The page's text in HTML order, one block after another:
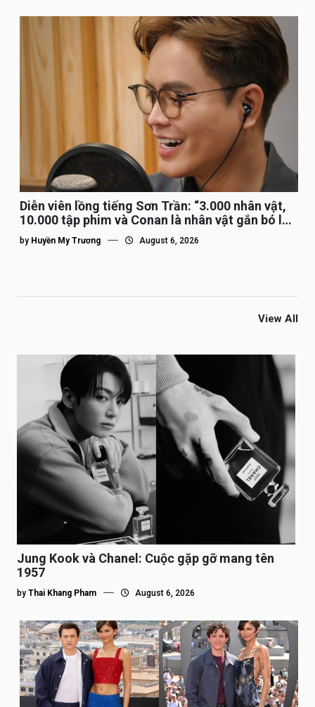
Diễn viên lồng tiếng Sơn Trần: “3.000 nhân vật,
10.000 tập phim và Conan là nhân vật gắn bó lâu
nhất”
by Huyền My Trương August 6, 2026
View All
Jung Kook và Chanel: Cuộc gặp gỡ mang tên
1957
by Thai Khang Pham August 6, 2026